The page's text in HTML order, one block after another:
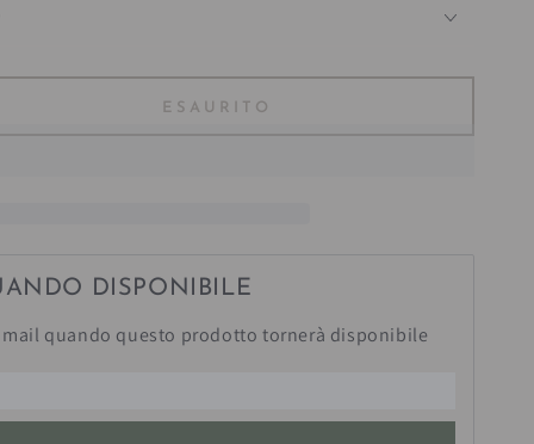
ESAURITO
DISPONIBILE
quando questo prodotto tornerà disponibile